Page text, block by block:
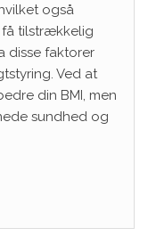
også
få tilstrækkelig
disse faktorer
Ved at
din BMI, men
sundhed og